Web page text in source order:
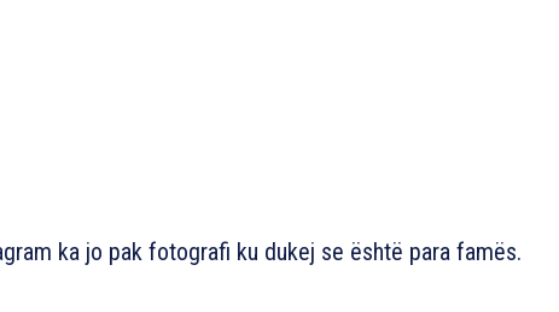
ka jo pak fotografi ku dukej se është para famës.